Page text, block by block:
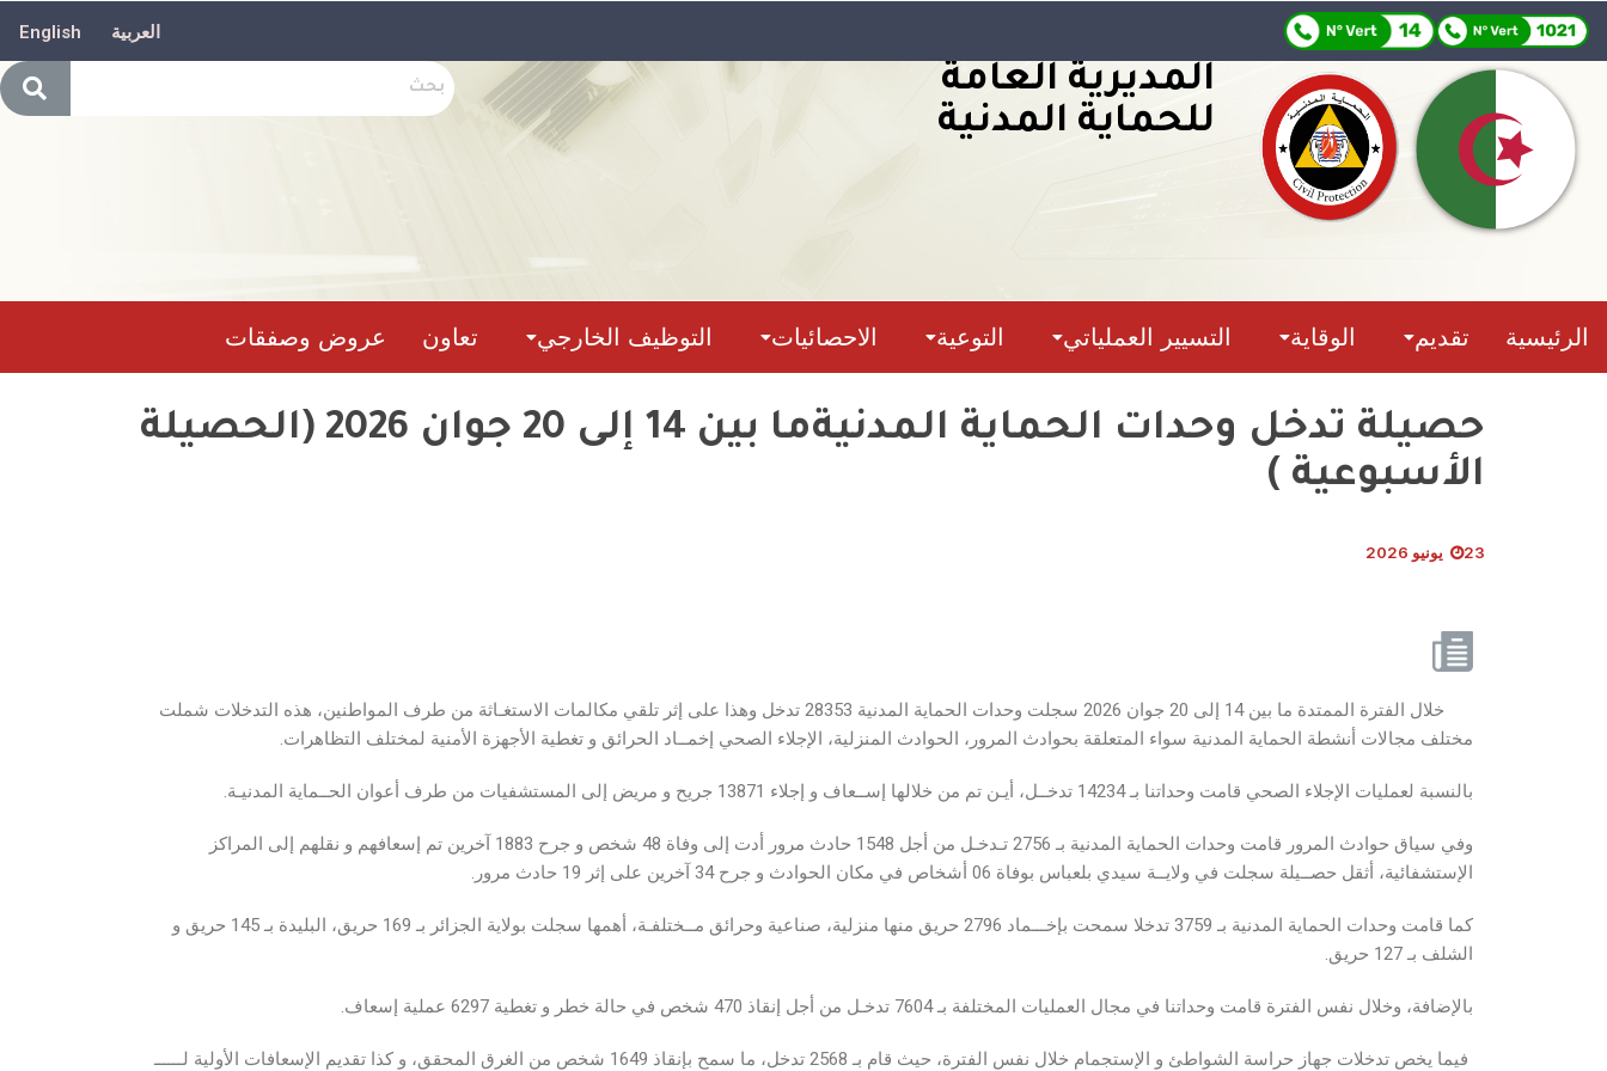
العربية English
المديرية العامة
للحماية المدنية
الرئيسية تقديم الوقاية التسيير العملياتي التوعية الاحصائيات التوظيف الخارجي تعاون عروض وصفقات
حصيلة تدخل وحدات الحماية المدنيةما بين 14 إلى 20 جوان 2026 (الحصيلة
الأسبوعية )
23 يونيو 2026
خلال الفترة الممتدة ما بين 14 إلى 20 جوان 2026 سجلت وحدات الحماية المدنية 28353 تدخل وهذا على إثر تلقي مكالمات الاستغـاثة من طرف المواطنين، هذه التدخلات شملت
مختلف مجالات أنشطة الحماية المدنية سواء المتعلقة بحوادث المرور، الحوادث المنزلية، الإجلاء الصحي إخمــاد الحرائق و تغطية الأجهزة الأمنية لمختلف التظاهرات.
بالنسبة لعمليات الإجلاء الصحي قامت وحداتنا بـ 14234 تدخــل، أيـن تم من خلالها إســعاف و إجلاء 13871 جريح و مريض إلى المستشفيات من طرف أعوان الحــماية المدنيـة.
وفي سياق حوادث المرور قامت وحدات الحماية المدنية بـ 2756 تـدخـل من أجل 1548 حادث مرور أدت إلى وفاة 48 شخص و جرح 1883 آخرين تم إسعافهم و نقلهم إلى المراكز
الإستشفائية، أثقل حصــيلة سجلت في ولايــة سيدي بلعباس بوفاة 06 أشخاص في مكان الحوادث و جرح 34 آخرين على إثر 19 حادث مرور.
كما قامت وحدات الحماية المدنية بـ 3759 تدخلا سمحت بإخـــماد 2796 حريق منها منزلية، صناعية وحرائق مــختلفـة، أهمها سجلت بولاية الجزائر بـ 169 حريق، البليدة بـ 145 حريق و
الشلف بـ 127 حريق.
بالإضافة، وخلال نفس الفترة قامت وحداتنا في مجال العمليات المختلفة بـ 7604 تدخـل من أجل إنقاذ 470 شخص في حالة خطر و تغطية 6297 عملية إسعاف.
فيما يخص تدخلات جهاز حراسة الشواطئ و الإستجمام خلال نفس الفترة، حيث قام بـ 2568 تدخل، ما سمح بإنقاذ 1649 شخص من الغرق المحقق، و كذا تقديم الإسعافات الأولية لــــــ